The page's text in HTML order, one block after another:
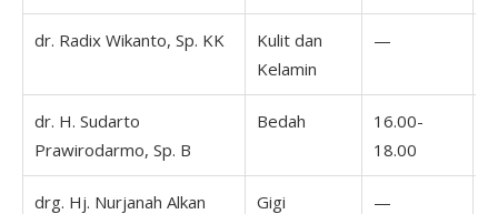
dr. Radix Wikanto, Sp. KK
Kulit dan
Kelamin
—
dr. H. Sudarto
Prawirodarmo, Sp. B
Bedah
16.00-
18.00
drg. Hj. Nurjanah Alkan Gigi —